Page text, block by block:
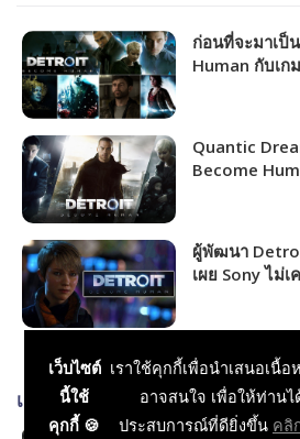
ก่อนที่จะมาเป็
Human กับเก
Quantic
Become
ผู้พัฒนา
เผย Sony ไม่
เกมส์ที่เกี่ยวข้อง
เว็บไซต์
นี้ใช้
คุกกี้ 🍪
เราใช้คุกกี้เพื่อนำเสนอเนื้
อาจสนใจ เพื่อให้ท่านไ
ประสบการณ์ที่ดียิ่งขึ้น คลิ